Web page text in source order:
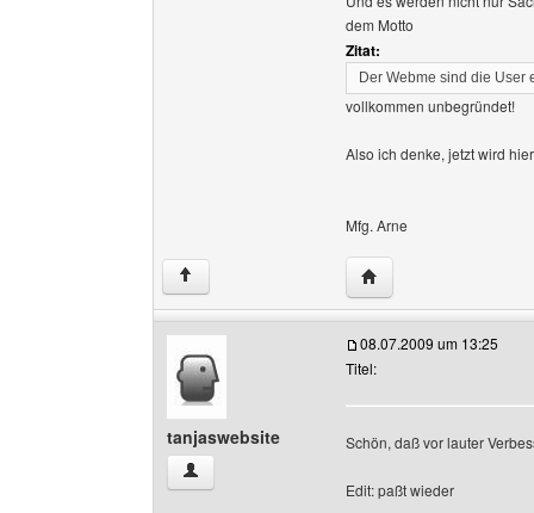
dem Motto
Zitat:
Der Webme sind die User
vollkommen unbegründet!
Also ich denke, jetzt wird
Mfg. Arne
↑ Website dieses
tanjaswebsite
tanjaswebsite Benutzer-Profile anzeigen
08.07.2009 um 13:25
Titel:
Schön, daß vor lauter
Edit: paßt wieder